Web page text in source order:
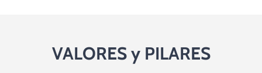
VALORES y PILARES